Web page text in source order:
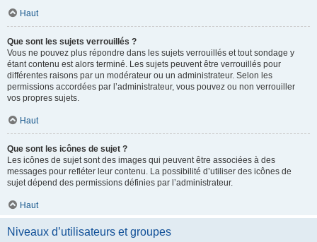
Haut
Que sont les sujets verrouillés ?
Vous ne pouvez plus répondre dans les sujets verrouillés et tout sondage y
étant contenu est alors terminé. Les sujets peuvent être verrouillés pour
différentes raisons par un modérateur ou un administrateur. Selon les
permissions accordées par l’administrateur, vous pouvez ou non verrouiller
vos propres sujets.
Haut
Que sont les icônes de sujet ?
Les icônes de sujet sont des images qui peuvent être associées à des
messages pour refléter leur contenu. La possibilité d’utiliser des icônes de
sujet dépend des permissions définies par l’administrateur.
Haut
Niveaux d’utilisateurs et groupes